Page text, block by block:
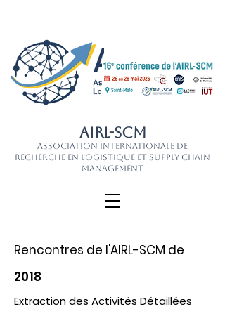
AIRL-SCM
Association Internationale de
Recherche en Logistique et Supply Chain
Management
Rencontres de l'AIRL-SCM de
2018
Extraction des Activités Détaillées